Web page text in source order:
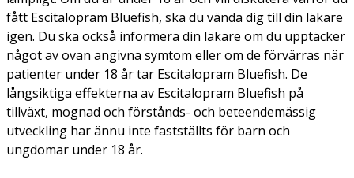
fått Escitalopram Bluefish, ska du vända dig till din läkare
igen. Du ska också informera din läkare om du upptäcker
något av ovan angivna symtom eller om de förvärras när
patienter under 18 år tar Escitalopram Bluefish. De
långsiktiga effekterna av Escitalopram Bluefish på
tillväxt, mognad och förstånds- och beteendemässig
utveckling har ännu inte fastställts för barn och
ungdomar under 18 år.